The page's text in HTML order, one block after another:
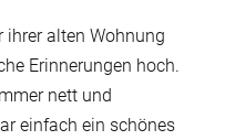
ihrer alten Wohnung
Erinnerungen hoch.
nett und
einfach ein schönes